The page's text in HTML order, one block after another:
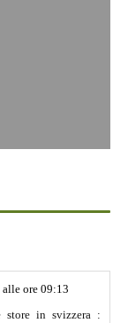
alle ore 09:13
store in svizzera :